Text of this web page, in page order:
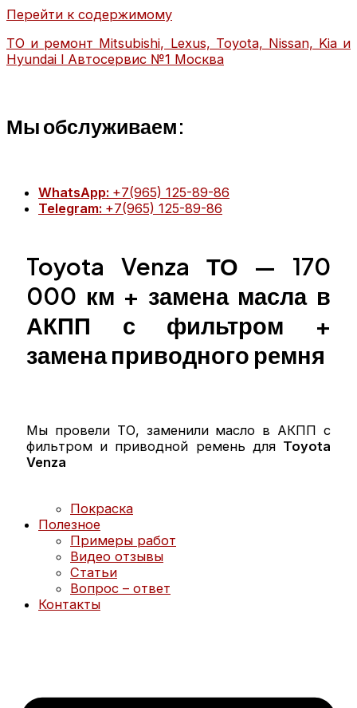
Перейти к содержимому
ТО и ремонт Mitsubishi, Lexus, Toyota, Nissan, Kia и
Hyundai l Автосервис №1 Москва
Мы обслуживаем:
WhatsApp: +7(965) 125-89-86
Telegram: +7(965) 125-89-86
MITSUBISHI ТО
MITSUBISHI диагностика
MITSUBISHI ремонт
TOYOTA ТО
TOYOTA диагностика
TOYOTA ремонт
NISSAN ТО
MAZDA диагностика
MAZDA ремонт
Кузовной ремонт
Покраска
Полезное
Примеры работ
Видео отзывы
Статьи
Вопрос – ответ
Контакты
Toyota Venza ТО — 170
000 км + замена масла в
АКПП с фильтром +
замена приводного ремня
Мы провели ТО, заменили масло в АКПП с
фильтром и приводной ремень для Toyota
Venza